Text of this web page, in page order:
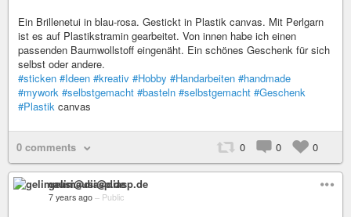
Ein Brillenetui in blau-rosa. Gestickt in Plastik canvas. Mit Perlgarn
ist es auf Plastikstramin gearbeitet. Von innen habe ich einen
passenden Baumwollstoff eingenäht. Ein schönes Geschenk für sich
selbst oder andere.
#sticken #Ideen #kreativ #Hobby #Handarbeiten #handmade
#mywork #selbstgemacht #basteln #selbstgemacht #Geschenk
#Plastik canvas
0 comments 0 0 0
gelimausi@diasp.de
7 years ago – Public